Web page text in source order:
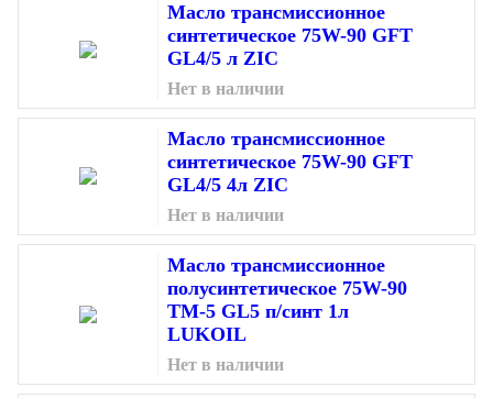
Масло трансмиссионное
синтетическое 75W-90 GFT
GL4/5 л ZIC
Нет в наличии
Масло трансмиссионное
синтетическое 75W-90 GFT
GL4/5 4л ZIC
Нет в наличии
Масло трансмиссионное
полусинтетическое 75W-90
ТМ-5 GL5 п/синт 1л
LUKOIL
Нет в наличии